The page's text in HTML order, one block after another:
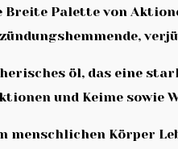
Breite Palette von
öl, das eine
und Keime sowie
Körper